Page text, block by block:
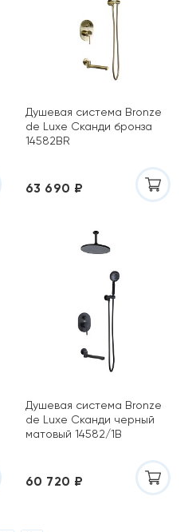
Душевая система Bronze
de Luxe Сканди бронза
14582BR
63 690 ₽
Душевая система Bronze
de Luxe Сканди черный
матовый 14582/1B
60 720 ₽